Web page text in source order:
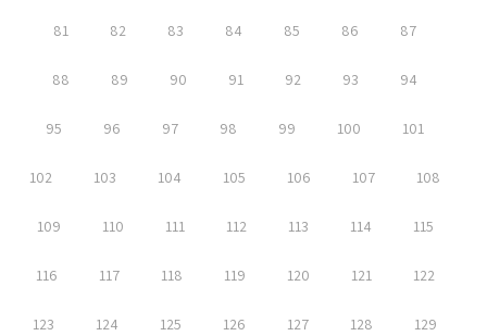
81 82 83 84 85 86 87
88 89 90 91 92 93 94
95 96 97 98 99 100 101
102 103 104 105 106 107 108
109 110 111 112 113 114 115
116 117 118 119 120 121 122
123 124 125 126 127 128 129